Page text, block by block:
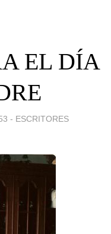
EL DÍA
- ESCRITORES